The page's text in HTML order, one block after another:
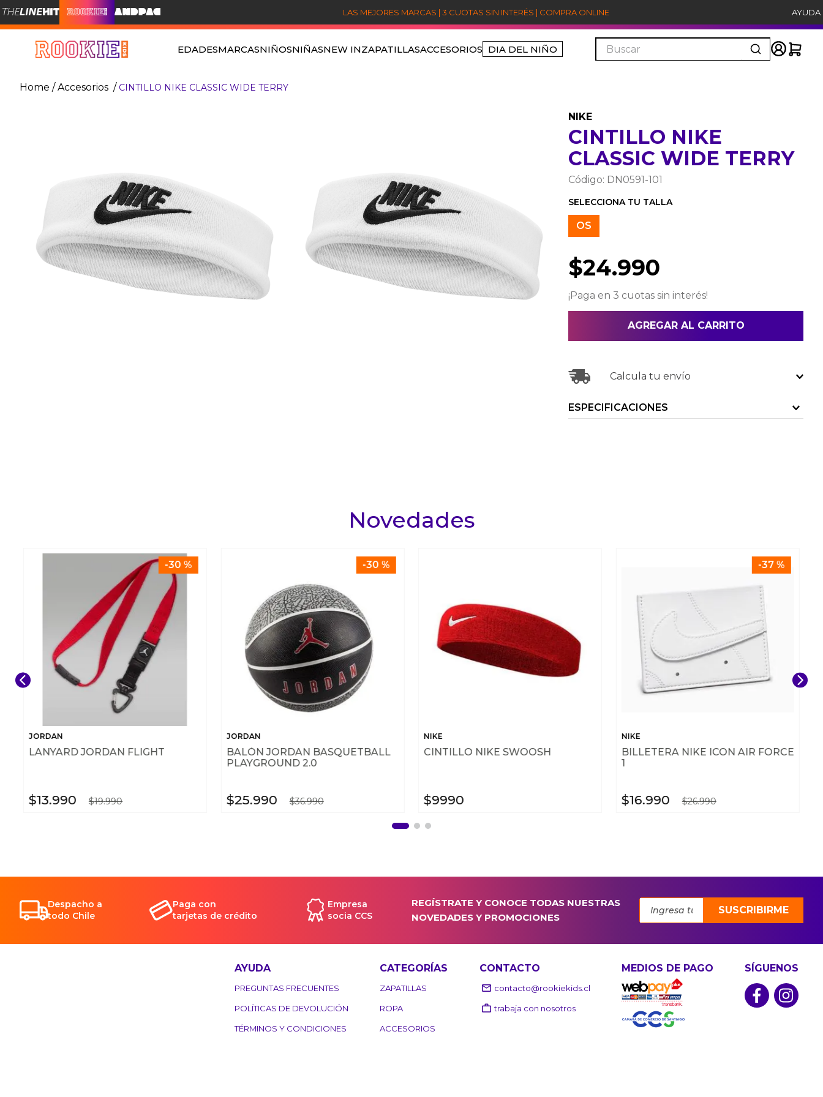
LAS MEJORES MARCAS | 3 CUOTAS SIN INTERÉS | COMPRA ONLINE AYUDA
EDADESMARCASNIÑOSNIÑASNEW INZAPATILLASACCESORIOS DIA DEL NIÑO
Buscar
Accesorios CINTILLO NIKE CLASSIC WIDE TERRY
NIKE
CINTILLO NIKE
CLASSIC WIDE TERRY
Código: DN0591-101
OS
$24.990
¡Paga en 3 cuotas sin interés!
AGREGAR AL CARRITO
Calcula tu envío
ESPECIFICACIONES
Novedades
-30 %
JORDAN
LANYARD JORDAN FLIGHT
$13.990 $19.990
-30 %
JORDAN
BALÓN JORDAN BASQUETBALL
PLAYGROUND 2.0
$25.990 $36.990
NIKE
CINTILLO NIKE SWOOSH
$9990
-37 %
NIKE
BILLETERA NIKE ICON AIR FORCE
1
$16.990 $26.990
Despacho a
todo Chile
Paga con
tarjetas de crédito
Empresa
socia CCS
REGÍSTRATE Y CONOCE TODAS NUESTRAS
NOVEDADES Y PROMOCIONES
SUSCRIBIRME
AYUDA
PREGUNTAS FRECUENTES
POLÍTICAS DE DEVOLUCIÓN
TÉRMINOS Y CONDICIONES
CATEGORÍAS
ZAPATILLAS
ROPA
ACCESORIOS
CONTACTO
contacto@rookiekids.cl
trabaja con nosotros
MEDIOS DE PAGO SÍGUENOS
5.
nike
6.
poleron
7
poleras
8.
polerones
9.
pantalon
10. nike tech